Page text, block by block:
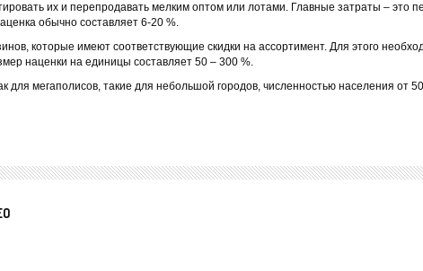
их и перепродавать мелким оптом или лотами. Главные затраты – это
обычно составляет 6-20 %.
которые имеют соответствующие скидки на ассортимент. Для этого
наценки на единицы составляет 50 – 300 %.
для мегаполисов, такие для небольшой городов, численностью населения от